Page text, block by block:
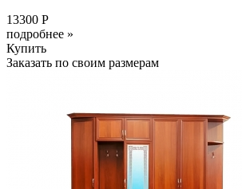
13300 Р
подробнее »
Купить
Заказать по своим размерам